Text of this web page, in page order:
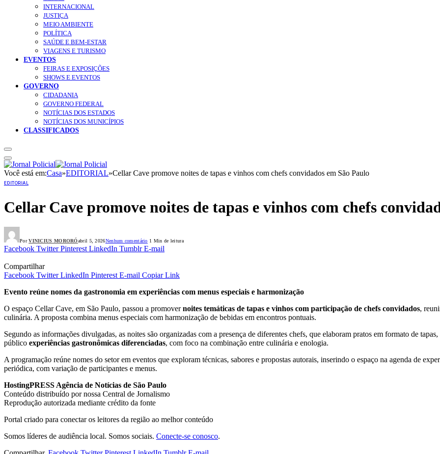
INTERNACIONAL
JUSTIÇA
MEIO AMBIENTE
POLÍTICA
SAÚDE E BEM-ESTAR
VIAGENS E TURISMO
EVENTOS
FEIRAS E EXPOSIÇÕES
SHOWS E EVENTOS
GOVERNO
CIDADANIA
GOVERNO FEDERAL
NOTÍCIAS DOS ESTADOS
NOTÍCIAS DOS MUNICÍPIOS
CLASSIFICADOS
Você está em:Casa»EDITORIAL»Cellar Cave promove noites de tapas e vinhos com chefs convidados em São Paulo
EDITORIAL
Cellar Cave promove noites de tapas e vinhos com chefs
Por VINICIUS MORORÓabril 5, 2026Nenhum comentário 1 Min de leitura
Facebook Twitter Pinterest LinkedIn Tumblr E-mail
Compartilhar
Facebook Twitter LinkedIn Pinterest E-mail Copiar Link
Evento reúne nomes da gastronomia em experiências com menus especiais e harmonização
O espaço Cellar Cave, em São Paulo, passou a promovernoites temáticas de tapas e vinhos com participação de chefs convidados,
culinária. A proposta combina menus especiais com harmonização de bebidas em encontros pontuais.
Segundo as informações divulgadas, as noites são organizadas com a presença de diferentes chefs, que elaboram pratos em formato de
público experiências gastronômicas diferenciadas, com foco na combinação entre culinária e enologia.
A programação reúne nomes do setor em eventos que exploram técnicas, sabores e propostas autorais, inserindo o espaço na agenda de
periódica, com variação de participantes e menus.
HostingPRESS Agência de Notícias de São Paulo
Conteúdo distribuído por nossa Central de Jornalismo
Reprodução autorizada mediante crédito da fonte
Portal criado para conectar os leitores da região ao melhor conteúdo
Somos líderes de audiência local. Somos sociais. Conecte-se conosco.